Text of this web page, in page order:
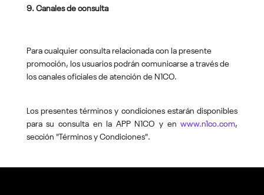
9. Canales de consulta
Para cualquier consulta relacionada con la presente
promoción, los usuarios podrán comunicarse a través de
los canales oficiales de atención de N1CO.
Los presentes términos y condiciones estarán disponibles
para su consulta en la APP N1CO y enwww.n1co.com,
sección "Términos y Condiciones".